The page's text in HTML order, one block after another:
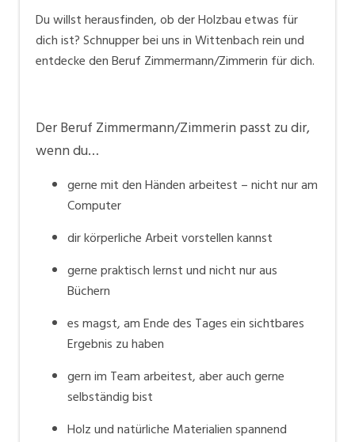
Du willst herausfinden, ob der Holzbau etwas für
dich ist? Schnupper bei uns in Wittenbach rein und
entdecke den Beruf Zimmermann/Zimmerin für dich.
Der Beruf Zimmermann/Zimmerin passt zu dir,
wenn du…
gerne mit den Händen arbeitest – nicht nur am
Computer
dir körperliche Arbeit vorstellen kannst
gerne praktisch lernst und nicht nur aus
Büchern
es magst, am Ende des Tages ein sichtbares
Ergebnis zu haben
gern im Team arbeitest, aber auch gerne
selbständig bist
Holz und natürliche Materialien spannend